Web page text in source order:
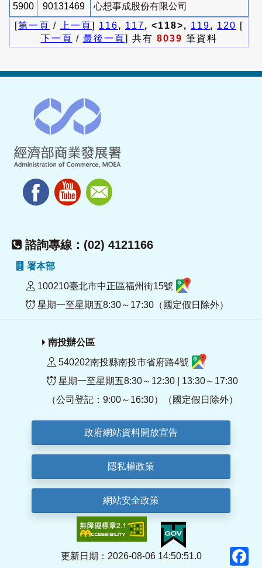
5900 90131469
心想事成股份有限公司
[第一頁 / 上一頁] 116, 117, <118>, 119, 120 [
下一頁 / 最後一頁] 共有 8039 筆資料
諮詢專線：(02) 4121166
署本部
100210臺北市中正區福州街15號
星期一至星期五8:30～17:30（國定假日除外）
南投辦公區
540202南投縣南投市省府路4號
星期一至星期五8:30～12:30 | 13:30～17:30
（公司登記：9:00～16:30）（國定假日除外）
政府網站資料開放宣告
隱私權政策
網站安全政策
更新日期：2026-08-06 14:50:51.0